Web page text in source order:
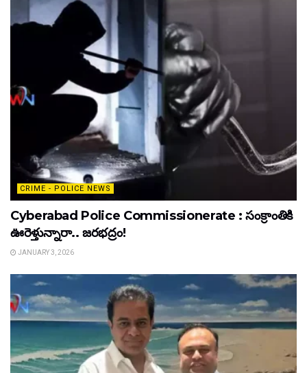
CRIME - POLICE NEWS
Cyberabad Police Commissionerate : సంక్రాంతికి
ఊరెళ్తున్నారా.. జరభద్రం!
JANUARY 3, 2026